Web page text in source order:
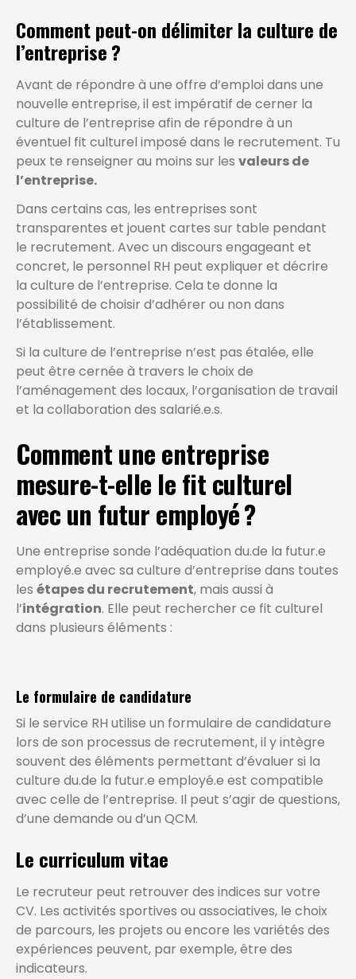
Comment peut-on délimiter la culture de
l’entreprise ?
Avant de répondre à une offre d’emploi dans une
nouvelle entreprise, il est impératif de cerner la
culture de l’entreprise afin de répondre à un
éventuel fit culturel imposé dans le recrutement. Tu
peux te renseigner au moins sur les valeurs de
l’entreprise.
Dans certains cas, les entreprises sont
transparentes et jouent cartes sur table pendant
le recrutement. Avec un discours engageant et
concret, le personnel RH peut expliquer et décrire
la culture de l’entreprise. Cela te donne la
possibilité de choisir d’adhérer ou non dans
l’établissement.
Si la culture de l’entreprise n’est pas étalée, elle
peut être cernée à travers le choix de
l’aménagement des locaux, l’organisation de travail
et la collaboration des salarié.e.s.
Comment une entreprise
mesure-t-elle le fit culturel
avec un futur employé ?
Une entreprise sonde l’adéquation du.de la futur.e
employé.e avec sa culture d’entreprise dans toutes
les étapes du recrutement, mais aussi à
l’intégration. Elle peut rechercher ce fit culturel
dans plusieurs éléments :
Le formulaire de candidature
Si le service RH utilise un formulaire de candidature
lors de son processus de recrutement, il y intègre
souvent des éléments permettant d’évaluer si la
culture du.de la futur.e employé.e est compatible
avec celle de l’entreprise. Il peut s’agir de questions,
d’une demande ou d’un QCM.
Le curriculum vitae
Le recruteur peut retrouver des indices sur votre
CV. Les activités sportives ou associatives, le choix
de parcours, les projets ou encore les variétés des
expériences peuvent, par exemple, être des
indicateurs.